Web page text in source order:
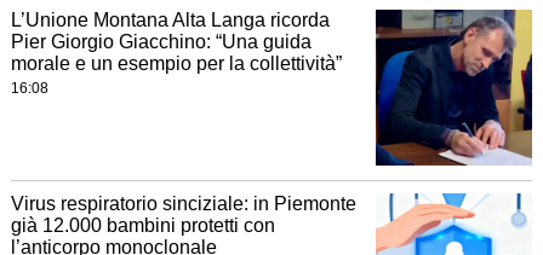
L’Unione Montana Alta Langa ricorda
Pier Giorgio Giacchino: “Una guida
morale e un esempio per la collettività”
16:08
Virus respiratorio sinciziale: in Piemonte
già 12.000 bambini protetti con
l’anticorpo monoclonale